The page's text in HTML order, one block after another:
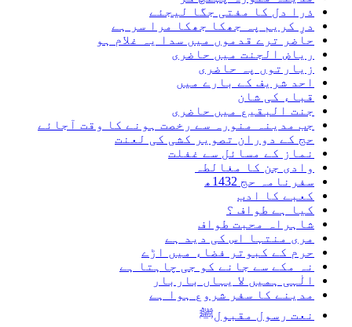
ذرا دل کا مفتی جگا لیجئے
درِ کریم پہ جھکا جھکا مرا سر ہے
حاضر ترے قدموں میں سدا یہ غلام ہو
ریاض الجنت میں حاضری
زیارتوں پہ حاضری
احد شریف کے بارے میں
قباء کی شان
جنت البقیع میں حاضری
جب مدینہ منورہ سے رخصت ہونے کا وقت آجائے
حج کے دوران تصویر کشی کی لعنت
نماز کے مسائل سے غفلت
وادی جن کا مغالطہ
سفرنامہ حج 1432ھ
کعبے کا ادب
کیا ہے طواف ؟
شاہراہ محبت طواف
مری منتہا اس کی دید ہے
حرم کے کبوتر فضاء میں اڑے
نہ مکے سے جانے کو جی چاہتا ہے
الٰہی ہمیں لا یہاں باربار
مدینے کا سفر شروع ہوا ہے
نعت رسول مقبولﷺ